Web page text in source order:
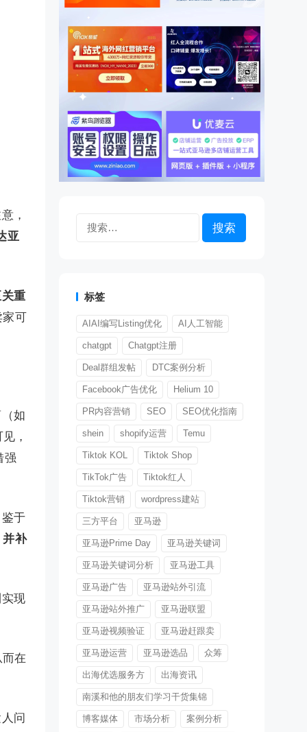
，
亚
重
家可
如
，
强
于
并补
现
在
问
标签
AIAI编写Listing优化 AI人工智能
chatgpt Chatgpt注册
Deal群组发帖 DTC案例分析
Facebook广告优化 Helium 10
PR内容营销 SEO SEO优化指南
shein shopify运营 Temu
Tiktok KOL Tiktok Shop
TikTok广告 Tiktok红人
Tiktok营销 wordpress建站
三方平台 亚马逊
亚马逊Prime Day 亚马逊关键词
亚马逊关键词分析 亚马逊工具
亚马逊广告 亚马逊站外引流
亚马逊站外推广 亚马逊联盟
亚马逊视频验证 亚马逊赶跟卖
亚马逊运营 亚马逊选品 众筹
出海优选服务方 出海资讯
南溪和他的朋友们学习干货集锦
博客媒体 市场分析 案例分析